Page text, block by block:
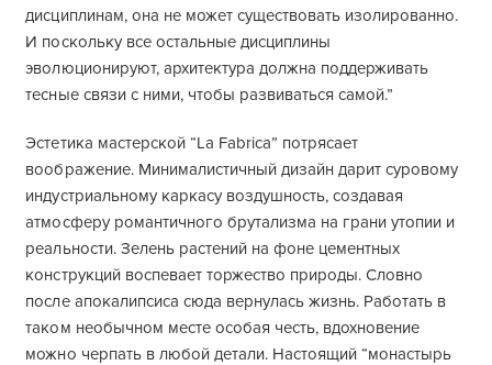
дисциплинам, она не может существовать изолированно.
И поскольку все остальные дисциплины
эволюционируют, архитектура должна поддерживать
тесные связи с ними, чтобы развиваться самой.”
Эстетика мастерской “La Fabrica” потрясает
воображение. Минималистичный дизайн дарит суровому
индустриальному каркасу воздушность, создавая
атмосферу романтичного брутализма на грани утопии и
реальности. Зелень растений на фоне цементных
конструкций воспевает торжество природы. Словно
после апокалипсиса сюда вернулась жизнь. Работать в
таком необычном месте особая честь, вдохновение
можно черпать в любой детали. Настоящий “монастырь